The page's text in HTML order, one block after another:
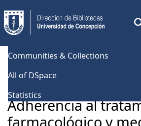
Communities & Collections
All of DSpace
Statistics
Home
Adherencia al
farmacológico y